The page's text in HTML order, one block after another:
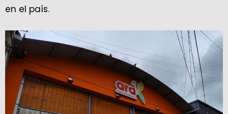
en el país.